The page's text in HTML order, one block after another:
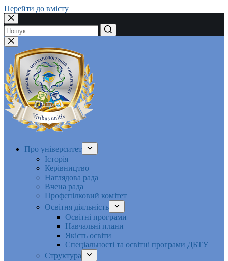
Перейти до вмісту
Немає
результатів
Про університет
Історія
Керівництво
Наглядова рада
Вчена рада
Профспілковий комітет
Освітня діяльність
Освітні програми
Навчальні плани
Якість освіти
Спеціальності та освітні програми ДБТУ
Структура